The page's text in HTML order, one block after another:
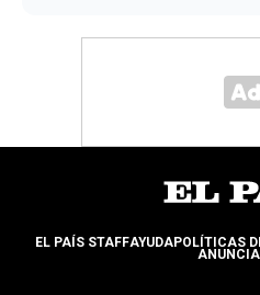
EL PAÍS STAFFAYUDAPOLÍTICAS